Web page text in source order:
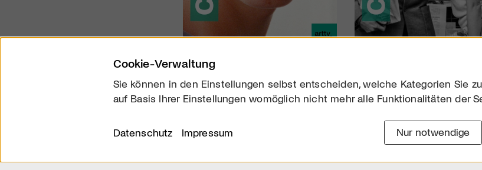
Über uns
Downloads
Cookie-Verwaltung
Sie können in den Einstellungen selbst entscheiden, welche Kategorien Sie
auf Basis Ihrer Einstellungen womöglich nicht mehr alle Funktionalitäten der
Datenschutz Impressum Nur notwendige